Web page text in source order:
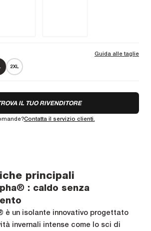
Guida alle taglie
2XL
IL TUO RIVENDITORE
Contatta il servizio clienti.
principali
: caldo senza
è un isolante innovativo progettato
invernali intense come lo sci di